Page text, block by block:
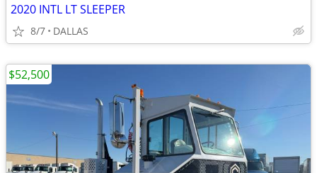
2020 INTL LT SLEEPER
8/7 DALLAS
$52,500